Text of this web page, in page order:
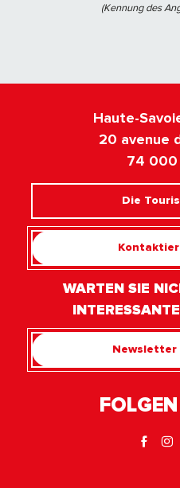
(Kennung des
Haute-
20 avenue
74 000
Die
WARTEN SIE
Newsletter